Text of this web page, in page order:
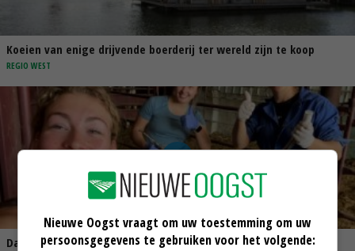
Koeien van enige drijvende boerderij ter wereld zijn te koop
REGIO WEST
Danique in Canada: ‘Superveel schik gehad tijdens stage’
Nieuwe Oogst vraagt om uw toestemming om uw
persoonsgegevens te gebruiken voor het volgende: